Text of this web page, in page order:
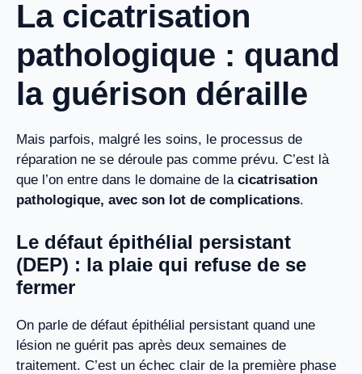
La cicatrisation
pathologique : quand
la guérison déraille
Mais parfois, malgré les soins, le processus de
réparation ne se déroule pas comme prévu. C’est là
que l’on entre dans le domaine de la cicatrisation
pathologique, avec son lot de complications.
Le défaut épithélial persistant
(DEP) : la plaie qui refuse de se
fermer
On parle de défaut épithélial persistant quand une
lésion ne guérit pas après deux semaines de
traitement. C’est un échec clair de la première phase